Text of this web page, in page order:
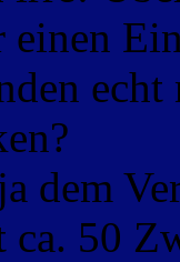
einen
dem
50